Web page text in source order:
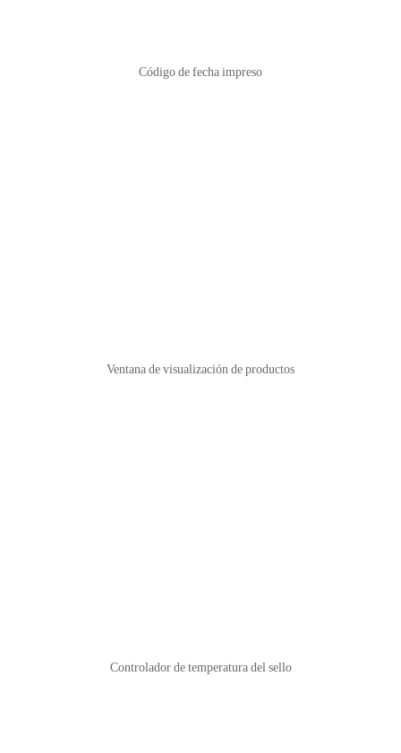
Código de fecha impreso
Ventana de visualización de productos
Controlador de temperatura del sello